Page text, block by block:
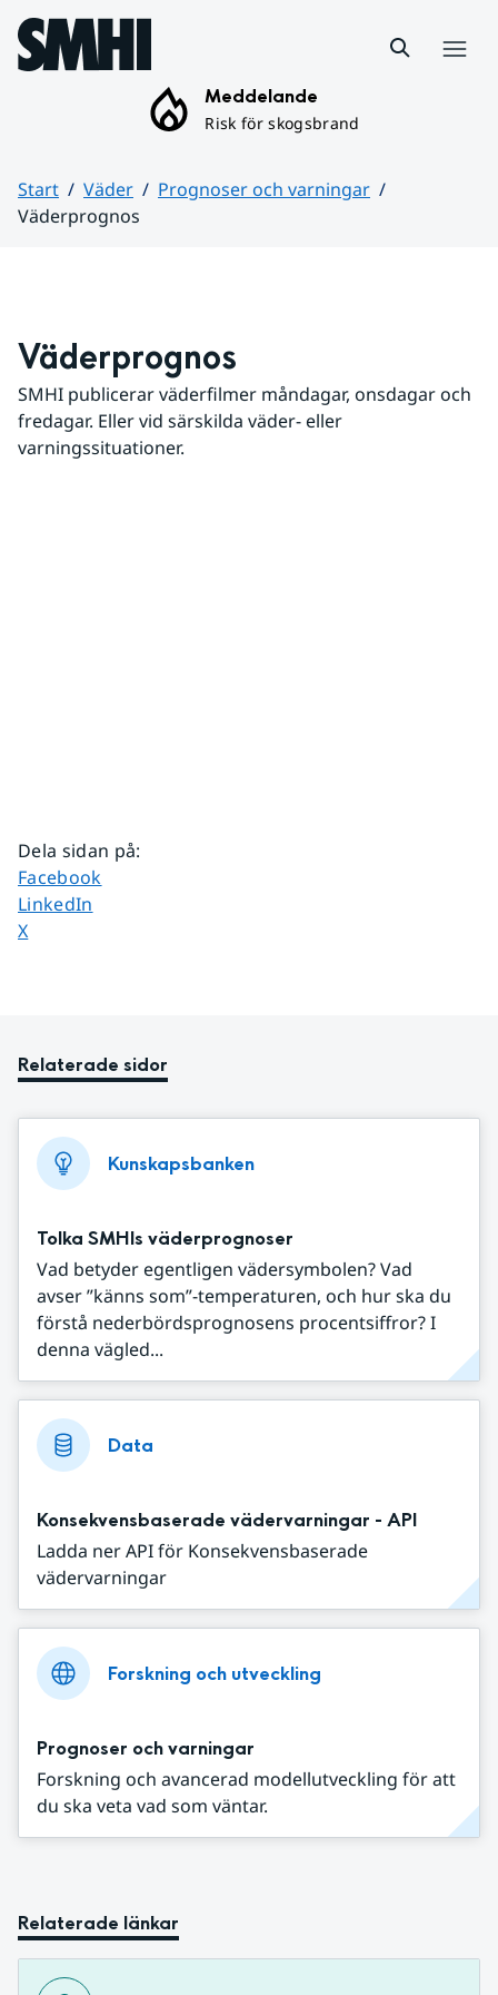
Hoppa till sidans innehåll
Meddelande
Risk för skogsbrand
Start Väder
Prognoser och varningar
Väderprognos
Väderprognos
SMHI publicerar väderfilmer måndagar, onsdagar och
fredagar. Eller vid särskilda väder- eller
varningssituationer.
Dela sidan på:
Dela sidan på
Facebook
Dela sidan på
LinkedIn
Dela sidan på
X
Relaterade sidor
Kunskapsbanken
Tolka SMHIs väderprognoser
Vad betyder egentligen vädersymbolen? Vad
avser ”känns som”-temperaturen, och hur ska du
förstå nederbördsprognosens procentsiffror? I
denna vägled...
Data
Konsekvensbaserade vädervarningar - API
Ladda ner API för Konsekvensbaserade
vädervarningar
Forskning och utveckling
Prognoser och varningar
Forskning och avancerad modellutveckling för att
du ska veta vad som väntar.
Relaterade länkar